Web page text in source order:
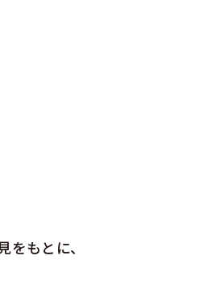
もとに、